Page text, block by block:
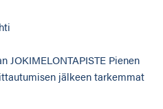
JOKIMELONTAPISTE Pienen
jälkeen tarkemmat